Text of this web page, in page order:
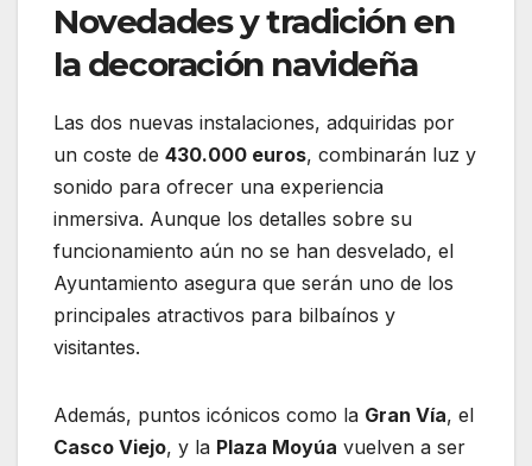
Novedades y tradición en
la decoración navideña
Las dos nuevas instalaciones, adquiridas por
un coste de 430.000 euros, combinarán luz y
sonido para ofrecer una experiencia
inmersiva. Aunque los detalles sobre su
funcionamiento aún no se han desvelado, el
Ayuntamiento asegura que serán uno de los
principales atractivos para bilbaínos y
visitantes.
Además, puntos icónicos como la Gran Vía, el
Casco Viejo, y la Plaza Moyúa vuelven a ser